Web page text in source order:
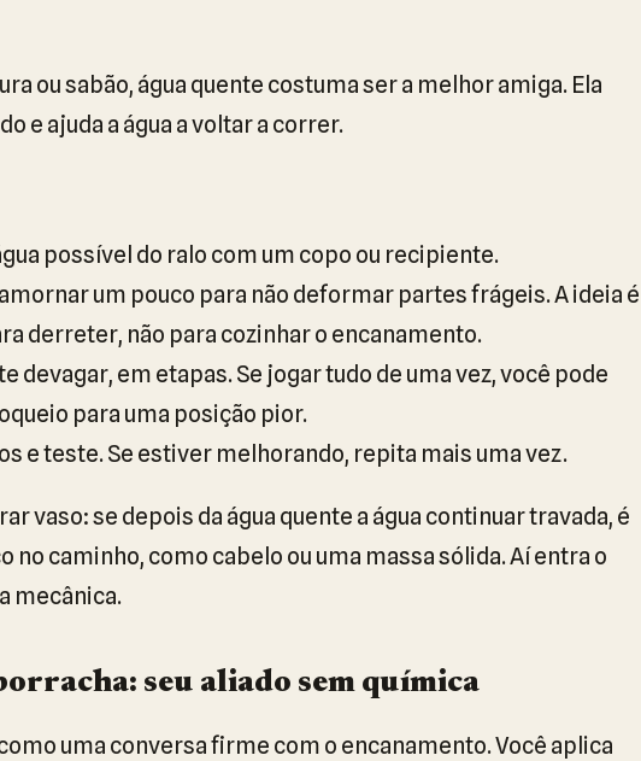
ou sabão, água quente costuma ser a melhor amiga. Ela
e ajuda a água a voltar a correr.
possível do ralo com um copo ou recipiente.
um pouco para não deformar partes frágeis. A ideia é
derreter, não para cozinhar o encanamento.
devagar, em etapas. Se jogar tudo de uma vez, você pode
para uma posição pior.
e teste. Se estiver melhorando, repita mais uma vez.
vaso: se depois da água quente a água continuar travada, é
no caminho, como cabelo ou uma massa sólida. Aí entra o
mecânica.
seu aliado sem química
uma conversa firme com o encanamento. Você aplica